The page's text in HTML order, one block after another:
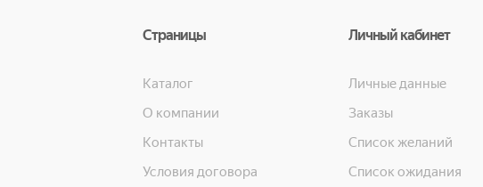
Страницы
Каталог
О компании
Контакты
Условия договора
Личный кабинет
Личные данные
Заказы
Список желаний
Список ожидания